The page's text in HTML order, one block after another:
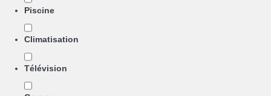
Piscine
Climatisation
Télévision